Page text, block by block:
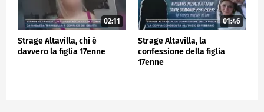
02:11
Strage Altavilla, chi è
davvero la figlia 17enne
01:46
Strage Altavilla, la
confessione della figlia
17enne